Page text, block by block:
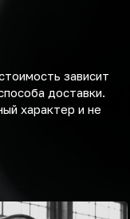
зависит
доставки.
характер и не